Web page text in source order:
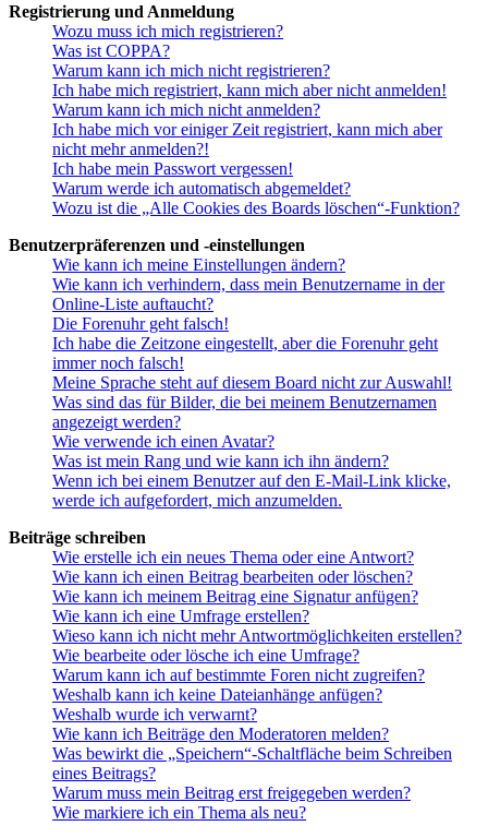
Registrierung und Anmeldung
Wozu muss ich mich registrieren?
Was ist COPPA?
Warum kann ich mich nicht registrieren?
Ich habe mich registriert, kann mich aber nicht anmelden!
Warum kann ich mich nicht anmelden?
Ich habe mich vor einiger Zeit registriert, kann mich aber
nicht mehr anmelden?!
Ich habe mein Passwort vergessen!
Warum werde ich automatisch abgemeldet?
Wozu ist die „Alle Cookies des Boards löschen“-Funktion?
Benutzerpräferenzen und -einstellungen
Wie kann ich meine Einstellungen ändern?
Wie kann ich verhindern, dass mein Benutzername in der
Online-Liste auftaucht?
Die Forenuhr geht falsch!
Ich habe die Zeitzone eingestellt, aber die Forenuhr geht
immer noch falsch!
Meine Sprache steht auf diesem Board nicht zur Auswahl!
Was sind das für Bilder, die bei meinem Benutzernamen
angezeigt werden?
Wie verwende ich einen Avatar?
Was ist mein Rang und wie kann ich ihn ändern?
Wenn ich bei einem Benutzer auf den E-Mail-Link klicke,
werde ich aufgefordert, mich anzumelden.
Beiträge schreiben
Wie erstelle ich ein neues Thema oder eine Antwort?
Wie kann ich einen Beitrag bearbeiten oder löschen?
Wie kann ich meinem Beitrag eine Signatur anfügen?
Wie kann ich eine Umfrage erstellen?
Wieso kann ich nicht mehr Antwortmöglichkeiten erstellen?
Wie bearbeite oder lösche ich eine Umfrage?
Warum kann ich auf bestimmte Foren nicht zugreifen?
Weshalb kann ich keine Dateianhänge anfügen?
Weshalb wurde ich verwarnt?
Wie kann ich Beiträge den Moderatoren melden?
Was bewirkt die „Speichern“-Schaltfläche beim Schreiben
eines Beitrags?
Warum muss mein Beitrag erst freigegeben werden?
Wie markiere ich ein Thema als neu?